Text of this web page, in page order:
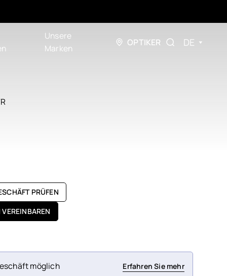
Unsere
Marken
OPTIKER DE
PRÜFEN
möglich Erfahren Sie mehr